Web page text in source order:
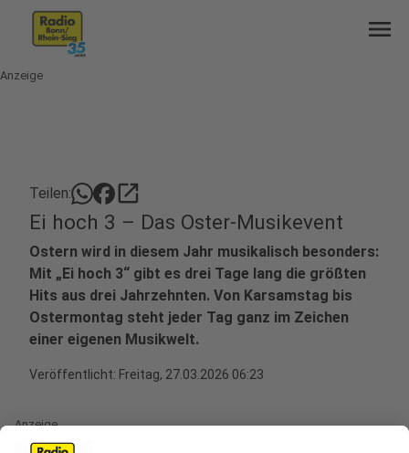
menu
Anzeige
Teilen: open_in_new
Ei hoch 3 – Das Oster-Musikevent
Ostern wird in diesem Jahr musikalisch besonders:
Mit „Ei hoch 3“ gibt es drei Tage lang die größten
Hits aus drei Jahrzehnten. Von Karsamstag bis
Ostermontag steht jeder Tag ganz im Zeichen
einer eigenen Musikwelt.
Veröffentlicht: Freitag, 27.03.2026 06:23
Anzeige